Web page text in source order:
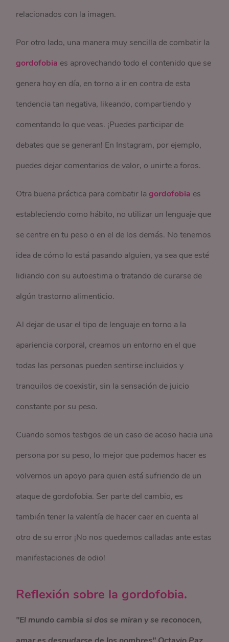
relacionados con la imagen.
Por otro lado, una manera muy sencilla de combatir la
gordofobia es aprovechando todo el contenido que se
genera hoy en día, en torno a ir en contra de esta
tendencia tan negativa, likeando, compartiendo y
comentando lo que veas. ¡Puedes participar de
debates que se generan! En Instagram, por ejemplo,
puedes dejar comentarios de valor, o unirte a foros.
Otra buena práctica para combatir lagordofobia es
estableciendo como hábito, no utilizar un lenguaje que
se centre en tu peso o en el de los demás. No tenemos
idea de cómo lo está pasando alguien, ya sea que esté
lidiando con su autoestima o tratando de curarse de
algún trastorno alimenticio.
Al dejar de usar el tipo de lenguaje en torno a la
apariencia corporal, creamos un entorno en el que
todas las personas pueden sentirse incluidos y
tranquilos de coexistir, sin la sensación de juicio
constante por su peso.
Cuando somos testigos de un caso de acoso hacia una
persona por su peso, lo mejor que podemos hacer es
volvernos un apoyo para quien está sufriendo de un
ataque de gordofobia. Ser parte del cambio, es
también tener la valentía de hacer caer en cuenta al
otro de su error ¡No nos quedemos calladas ante estas
manifestaciones de odio!
Reflexión sobre la gordofobia.
"El mundo cambia si dos se miran y se reconocen,